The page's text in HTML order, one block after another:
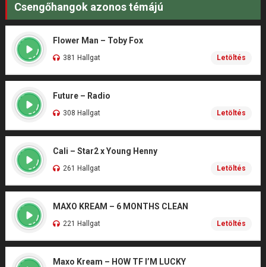
Csengőhangok azonos témájú
Flower Man – Toby Fox
381 Hallgat Letöltés
Future – Radio
308 Hallgat Letöltés
Cali – Star2 x Young Henny
261 Hallgat Letöltés
MAXO KREAM – 6 MONTHS CLEAN
221 Hallgat Letöltés
Maxo Kream – HOW TF I’M LUCKY